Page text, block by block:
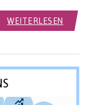
WEITERLESEN